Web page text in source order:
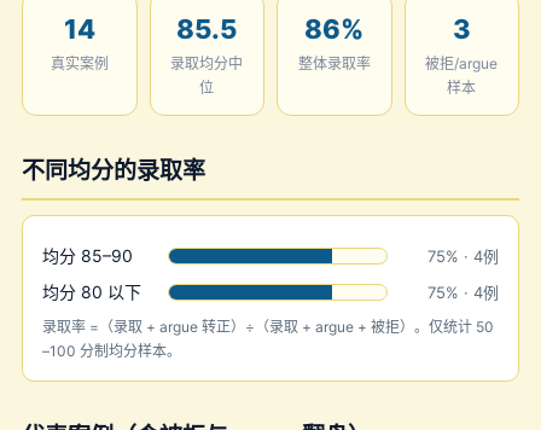
14
真实案例
85.5
录取均分中
位
86%
整体录取率
3
被拒/argue
样本
不同均分的录取率
均分 85–90 75% · 4例
均分 80 以下 75% · 4例
录取率 =（录取 + argue 转正）÷（录取 + argue + 被拒）。仅统计 50
–100 分制均分样本。